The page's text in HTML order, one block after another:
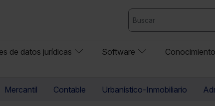
de datos jurídicas Software Conocimiento
Mercantil Contable Urbanístico-Inmobiliario